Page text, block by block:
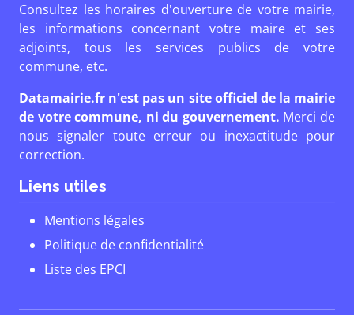
Consultez les horaires d'ouverture de votre mairie,
les informations concernant votre maire et ses
adjoints, tous les services publics de votre
commune, etc.
Datamairie.fr n'est pas un site officiel de la mairie
de votre commune, ni du gouvernement. Merci de
nous signaler toute erreur ou inexactitude pour
correction.
Liens utiles
Mentions légales
Politique de confidentialité
Liste des EPCI